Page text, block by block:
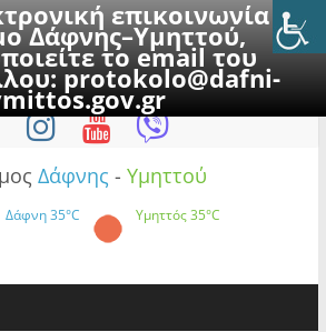
επικοινωνία με
Δάφνης–Υμηττού,
το email του
protokolo@dafni-
7 Αυγούστου 2026
Δάφνης - Υμηττού
Δάφνη35°C Υμηττός35°C